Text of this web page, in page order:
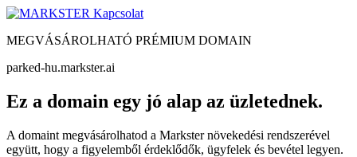
Kapcsolat
MEGVÁSÁROLHATÓ PRÉMIUM DOMAIN
parked-hu.markster.ai
Ez a domain egy jó alap az üzletednek.
A domaint megvásárolhatod a Markster növekedési rendszerével
együtt, hogy a figyelemből érdeklődők, ügyfelek és bevétel legyen.